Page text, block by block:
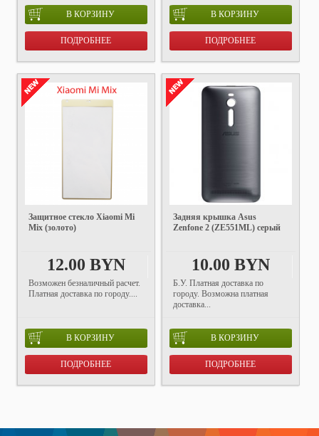
В КОРЗИНУ
ПОДРОБНЕЕ
В КОРЗИНУ
ПОДРОБНЕЕ
Защитное стекло Xiaomi Mi
Mix (золото)
12.00 BYN
Возможен безналичный расчет.
Платная доставка по городу....
В КОРЗИНУ
ПОДРОБНЕЕ
Задняя крышка Asus
Zenfone 2 (ZE551ML) серый
10.00 BYN
Б.У. Платная доставка по
городу. Возможна платная
доставка...
В КОРЗИНУ
ПОДРОБНЕЕ